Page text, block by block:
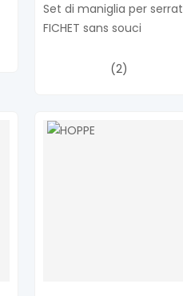
Set di maniglia per
FICHET sans souci
(2)